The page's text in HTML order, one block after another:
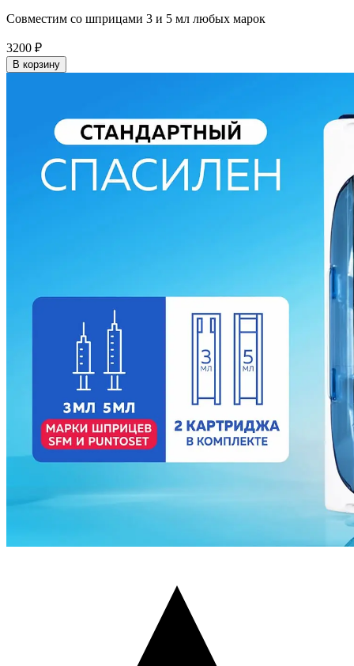
Совместим со шприцами 3 и 5 мл любых марок
3200 ₽
В корзину